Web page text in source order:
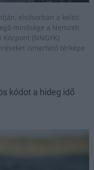
elsősorban a keleti
minősége a Nemzeti
(NNGYK)
ismertető térképe
kódot a hideg idő